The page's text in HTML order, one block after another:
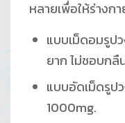
หลายเพื่อให้ร่างก
แบบเม็ดอมรูป
ยาก ไม่ชอบกลื
แบบอัดเม็ดรูป
1000mg.